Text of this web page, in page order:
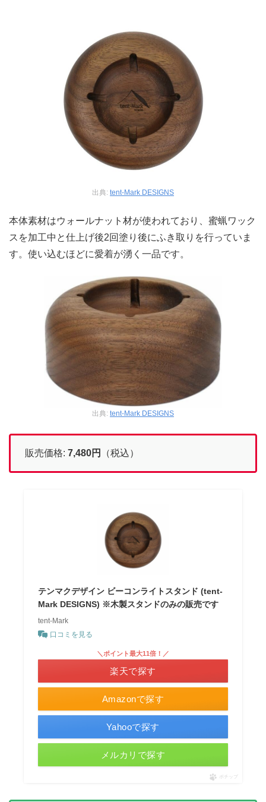
出典: tent-Mark DESIGNS
本体素材はウォールナット材が使われており、蜜蝋ワック
スを加工中と仕上げ後2回塗り後にふき取りを行っていま
す。使い込むほどに愛着が湧く一品です。
出典: tent-Mark DESIGNS
販売価格: 7,480円 （税込）
テンマクデザイン ビーコンライトスタンド (tent-
Mark DESIGNS) ※木製スタンドのみの販売です
tent-Mark
口コミを見る
Amazonで探す
＼ポイント最大11倍！／
楽天で探す
Yahooで探す
メルカリで探す
ポチップ